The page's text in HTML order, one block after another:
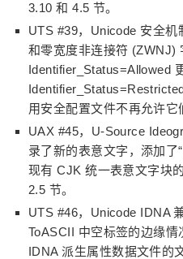
3.10 和 4.5 节。
UTS #39，Unicode 安全
和零宽度非连接符 (ZWNJ)
Identifier_Status=Allowed
用安全配置文件不再允许它
UAX #45，U-Source
录了新的表意文字，添加了
现有 CJK 统一表意文字块
2.5 节。
UTS #46，Unicode IDNA
ToASCII 中空标签的边缘情
IDNA 派生属性数据文件的